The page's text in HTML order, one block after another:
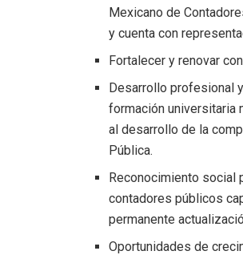
Mexicano de
y cuenta con
Fortalecer y renovar
Desarrollo profesional
formación universitaria
al desarrollo de la
Pública.
Reconocimiento social
contadores públicos
permanente
Oportunidades de